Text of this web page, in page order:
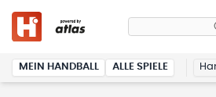
MEIN HANDBALL ALLE SPIELE